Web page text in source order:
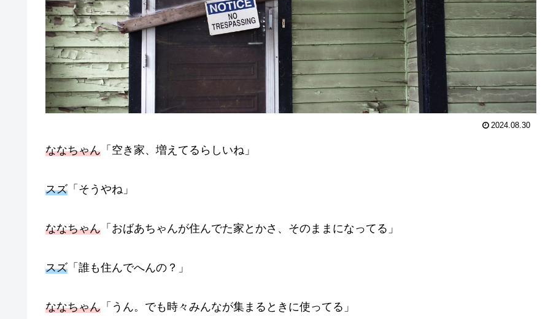
2024.08.30
ななちゃん 「空き家、増えてるらしいね」
スズ 「そうやね」
ななちゃん 「おばあちゃんが住んでた家とかさ、そのままになってる」
スズ 「誰も住んでへんの？」
ななちゃん 「うん。でも時々みんなが集まるときに使ってる」